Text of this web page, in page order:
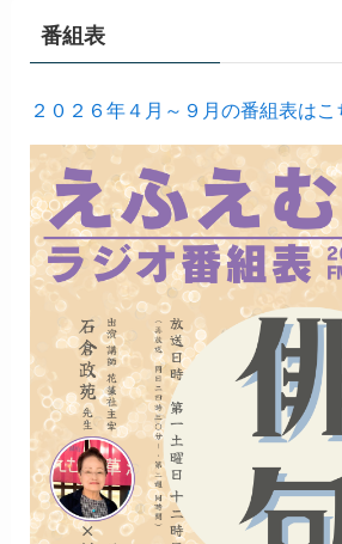
番組表
２０２６年４月～９月の番組表はこ